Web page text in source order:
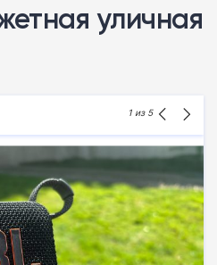
уличная
1 из 5